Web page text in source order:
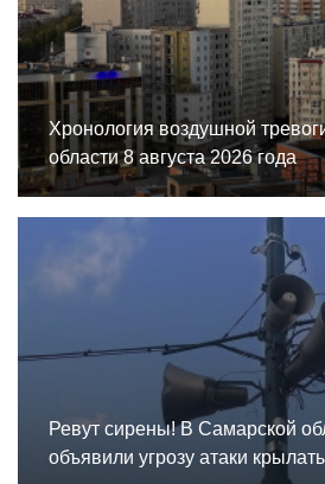
Хронология воздушной
области 8 августа 2026 года
Ревут сирены! В Самарской
объявили угрозу атаки